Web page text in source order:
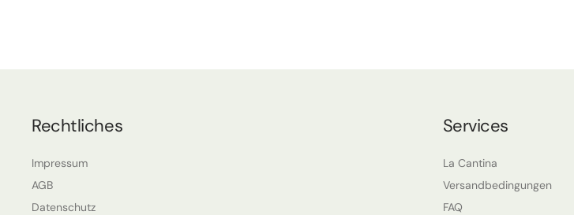
Rechtliches
Impressum
AGB
Datenschutz
Services
La Cantina
Versandbedingungen
FAQ